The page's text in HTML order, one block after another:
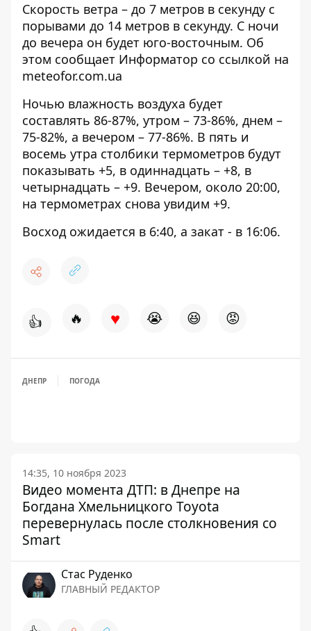
Скорость ветра – до 7 метров в секунду с
порывами до 14 метров в секунду. С ночи
до вечера он будет юго-восточным. Об
этом сообщает Информатор со ссылкой на
meteofor.com.ua
Ночью влажность воздуха будет
составлять 86-87%, утром – 73-86%, днем –
75-82%, а вечером – 77-86%. В пять и
восемь утра столбики термометров будут
показывать +5, в одиннадцать – +8, в
четырнадцать – +9. Вечером, около 20:00,
на термометрах снова увидим +9.
Восход ожидается в 6:40, а закат - в 16:06.
👍 🔥 ♥ 😭 😆 😡
ДНЕПР ПОГОДА
14:35, 10 ноября 2023
Видео момента ДТП: в Днепре на
Богдана Хмельницкого Toyota
перевернулась после столкновения со
Smart
Стаc Руденко
ГЛАВНЫЙ РЕДАКТОР